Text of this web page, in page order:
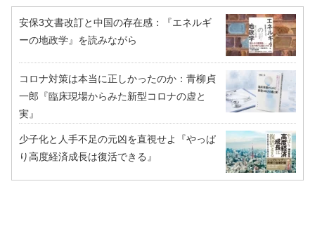
安保3文書改訂と中国の存在感：『エネルギ
ーの地政学』を読みながら
コロナ対策は本当に正しかったのか：青柳貞
一郎『臨床現場からみた新型コロナの虚と
実』
少子化と人手不足の元凶を直視せよ『やっぱ
り高度経済成長は復活できる』